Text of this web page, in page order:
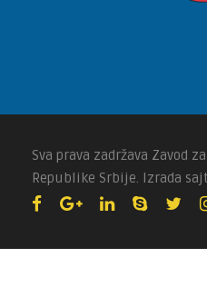
Sva prava zadržava Zavod
Republike Srbije. Izrada